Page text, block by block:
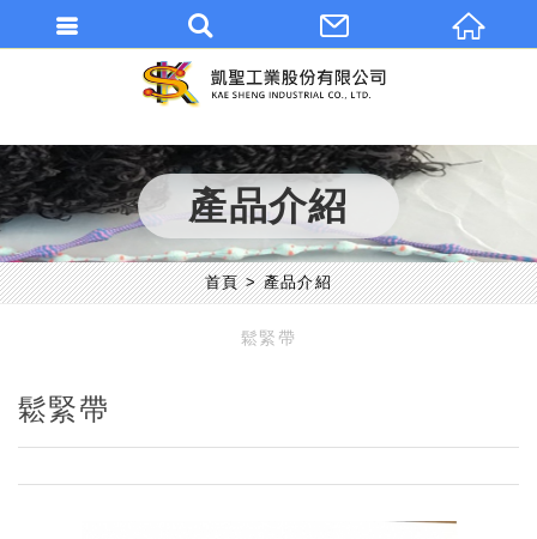
產品介紹
首頁 產品介紹
鬆緊帶
鬆緊帶